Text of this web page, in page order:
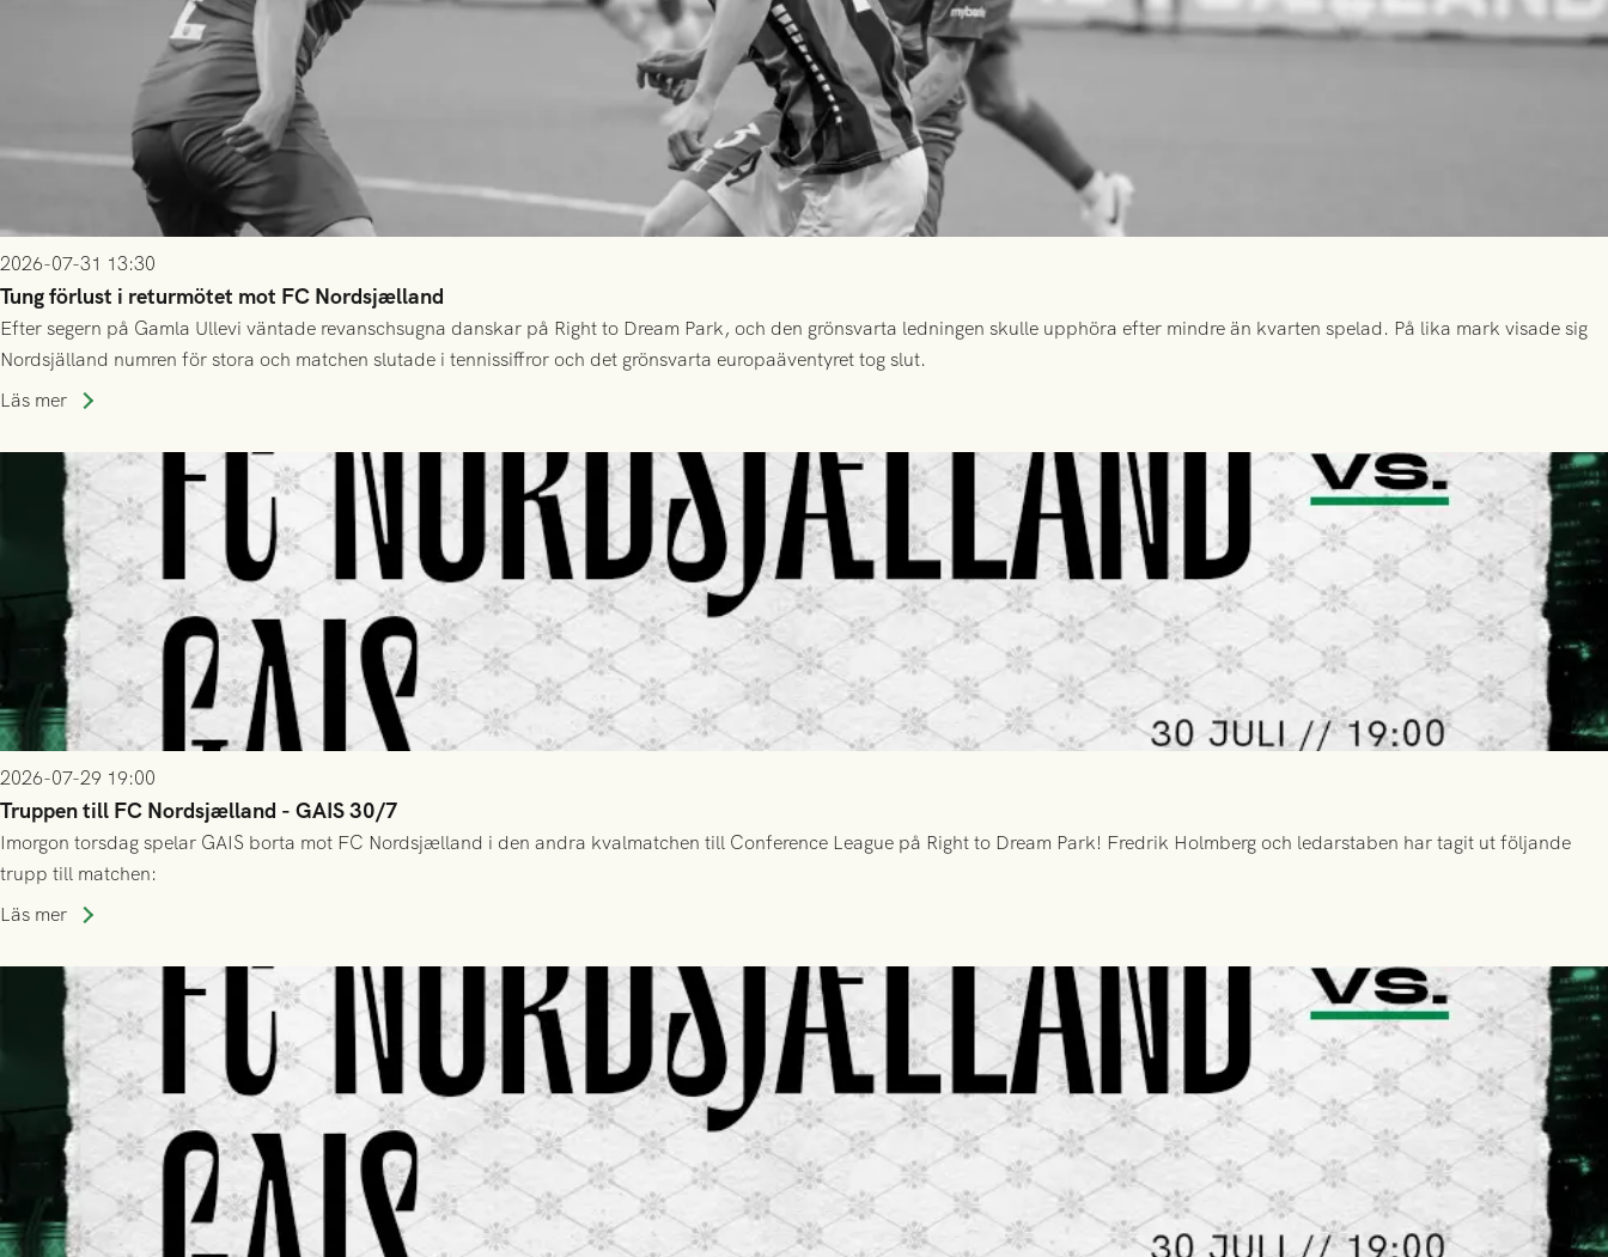
2026-07-31 13:30
Tung förlust i returmötet mot FC Nordsjælland
Efter segern på Gamla Ullevi väntade revanschsugna danskar på Right to Dream Park, och den grönsvarta ledningen skulle upphöra efter mindre än kvarten spelad. På lika mark visade sig
Nordsjälland numren för stora och matchen slutade i tennissiffror och det grönsvarta europaäventyret tog slut.
Läs mer
2026-07-29 19:00
Truppen till FC Nordsjælland - GAIS 30/7
Imorgon torsdag spelar GAIS borta mot FC Nordsjælland i den andra kvalmatchen till Conference League på Right to Dream Park! Fredrik Holmberg och ledarstaben har tagit ut följande
trupp till matchen:
Läs mer